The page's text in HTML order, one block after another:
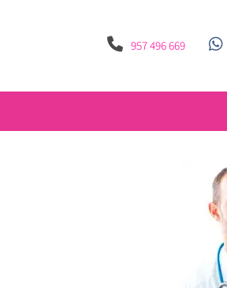
957 496 669